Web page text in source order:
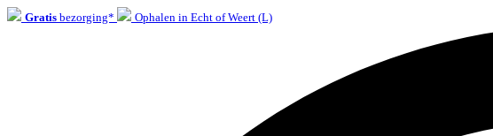
Gratis bezorging* Ophalen in Echt of Weert (L)